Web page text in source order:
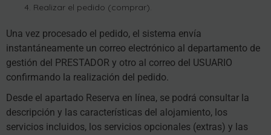
Realizar el pedido (comprar).
Una vez procesado el pedido, el sistema envía
instantáneamente un correo electrónico al departamento de
gestión del PRESTADOR y otro al correo del USUARIO
confirmando la realización del pedido.
Desde el apartado Reserva en línea, se podrá consultar la
descripción y las características del alojamiento, los
servicios incluidos, los servicios opcionales (extras) y las